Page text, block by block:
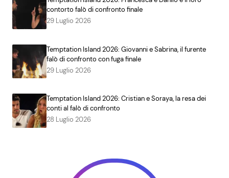
contorto falò di confronto finale
29 Luglio 2026
Temptation Island 2026: Giovanni e Sabrina, il furente
falò di confronto con fuga finale
29 Luglio 2026
Temptation Island 2026: Cristian e Soraya, la resa dei
conti al falò di confronto
28 Luglio 2026